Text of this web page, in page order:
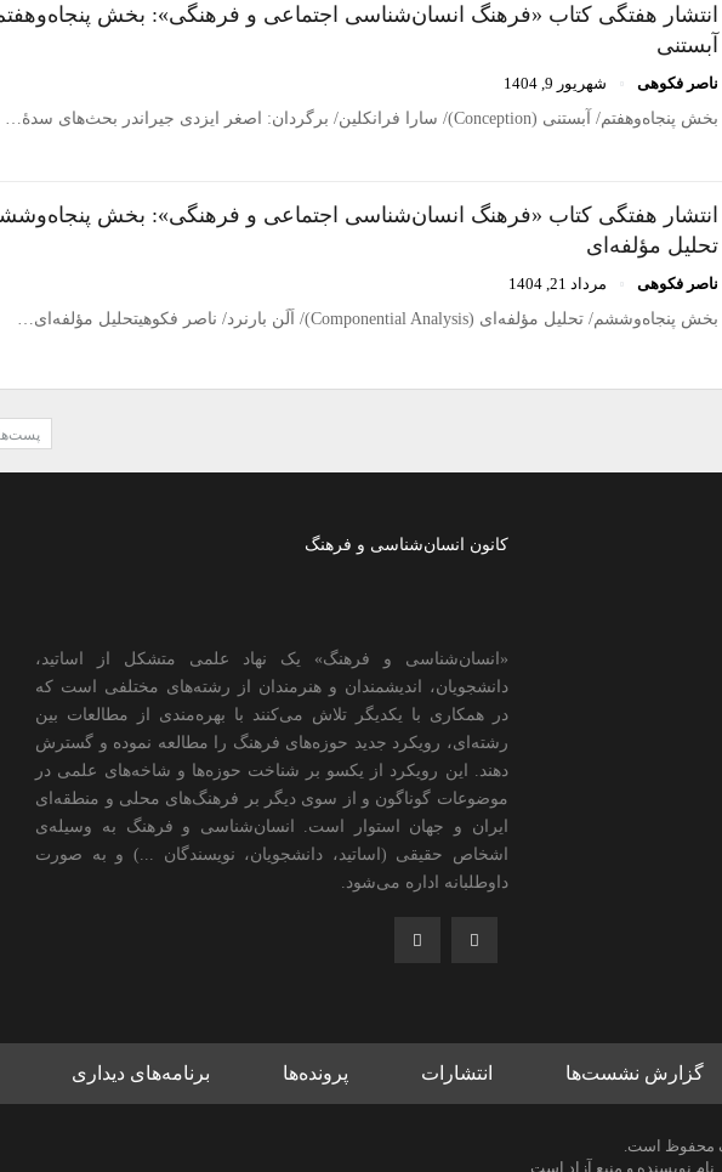
انتشار هفتگی کتاب «فرهنگ انسان‌شناسی اجتماعی و فرهنگی»: بخش
آبستنی
ناصر فکوهی
شهریور 9, 1404
بخش پنجاه‌وهفتم/ آبستنی (Conception)/ سارا فرانکلین/ برگردان: اصغر ایزدی جیراندر بحث‌های سدۀ…
انتشار هفتگی کتاب «فرهنگ انسان‌شناسی اجتماعی و فرهنگی»: بخش
تحلیل مؤلفه‌ای
ناصر فکوهی
مرداد 21, 1404
بخش پنجاه‌وششم/ تحلیل مؤلفه‌ای (Componential Analysis)/ اَلَن بارنرد/ ناصر فکوهیتحلیل مؤلفه‌ای…
کانون انسان‌شناسی و فرهنگ
«انسان‌شناسی و فرهنگ» یک نهاد علمی متشکل از اساتید،
دانشجویان، اندیشمندان و هنرمندان از رشته‌های مختلفی است که
در همکاری با یکدیگر تلاش می‌کنند با بهره‌مندی از مطالعات بین
رشته‌ای، رویکرد جدید حوزه‌های فرهنگ را مطالعه نموده و گسترش
دهند. این رویکرد از یکسو بر شناخت حوزه‌ها و شاخه‌های علمی در
موضوعات گوناگون و از سوی دیگر بر فرهنگ‌های محلی و منطقه‌ای
ایران و جهان استوار است. انسان‌شناسی و فرهنگ به وسیله‌ی
اشخاص حقیقی (اساتید، دانشجویان، نویسندگان ...) و به صورت
داوطلبانه اداره می‌شود.
گزارش نشست‌ها انتشارات پرونده‌ها برنامه‌های دیداری
محفوظ است.
نویسنده و منبع آزاد است.